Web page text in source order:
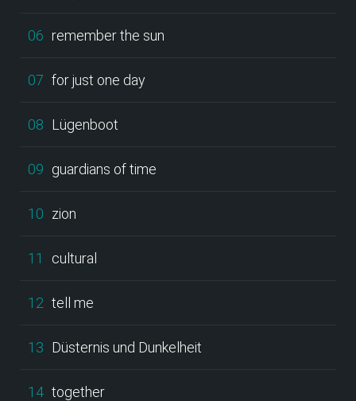
06 remember the sun
07 for just one day
08 Lügenboot
09 guardians of time
10 zion
11 cultural
12 tell me
13 Düsternis und Dunkelheit
14 together